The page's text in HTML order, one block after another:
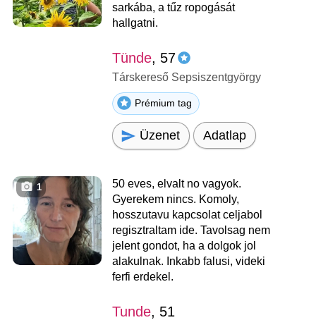
sarkába, a tűz ropogását
hallgatni.
Tünde, 57
Társkereső Sepsiszentgyörgy
Prémium tag
Üzenet Adatlap
1
50 eves, elvalt no vagyok.
Gyerekem nincs. Komoly,
hosszutavu kapcsolat celjabol
regisztraltam ide. Tavolsag nem
jelent gondot, ha a dolgok jol
alakulnak. Inkabb falusi, videki
ferfi erdekel.
Tunde, 51